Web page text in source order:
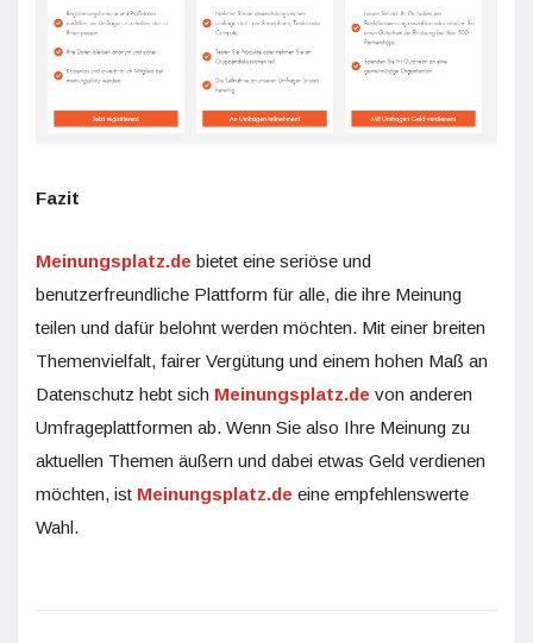
Fazit
Meinungsplatz.de bietet eine seriöse und
benutzerfreundliche Plattform für alle, die ihre Meinung
teilen und dafür belohnt werden möchten. Mit einer breiten
Themenvielfalt, fairer Vergütung und einem hohen Maß an
Datenschutz hebt sich Meinungsplatz.de von anderen
Umfrageplattformen ab. Wenn Sie also Ihre Meinung zu
aktuellen Themen äußern und dabei etwas Geld verdienen
möchten, ist Meinungsplatz.de eine empfehlenswerte
Wahl.